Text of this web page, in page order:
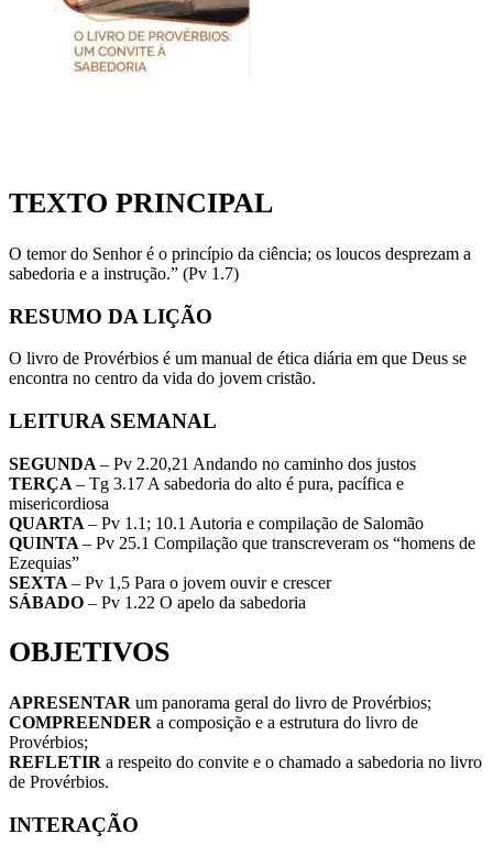
TEXTO PRINCIPAL
O temor do Senhor é o princípio da ciência; os loucos desprezam a
sabedoria e a instrução.” (Pv 1.7)
RESUMO DA LIÇÃO
O livro de Provérbios é um manual de ética diária em que Deus se
encontra no centro da vida do jovem cristão.
LEITURA SEMANAL
SEGUNDA – Pv 2.20,21 Andando no caminho dos justos
TERÇA – Tg 3.17 A sabedoria do alto é pura, pacífica e
misericordiosa
QUARTA – Pv 1.1; 10.1 Autoria e compilação de Salomão
QUINTA – Pv 25.1 Compilação que transcreveram os “homens de
Ezequias”
SEXTA – Pv 1,5 Para o jovem ouvir e crescer
SÁBADO – Pv 1.22 O apelo da sabedoria
OBJETIVOS
APRESENTAR um panorama geral do livro de Provérbios;
COMPREENDER a composição e a estrutura do livro de
Provérbios;
REFLETIR a respeito do convite e o chamado a sabedoria no livro
de Provérbios.
INTERAÇÃO